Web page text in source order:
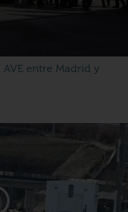
entre Madrid y